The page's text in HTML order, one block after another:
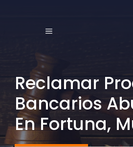
MENÚ
Reclamar
Bancarios
En Fortuna,